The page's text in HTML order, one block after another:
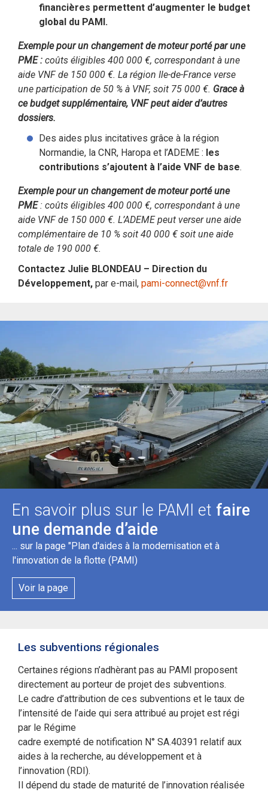
financières permettent d’augmenter le budget
global du PAMI.
Exemple pour un changement de moteur porté par une
PME : coûts éligibles 400 000 €, correspondant à une
aide VNF de 150 000 €. La région Ile-de-France verse
une participation de 50 % à VNF, soit 75 000 €. Grace à
ce budget supplémentaire, VNF peut aider d’autres
dossiers.
Des aides plus incitatives grâce à la région
Normandie, la CNR, Haropa et l’ADEME : les
contributions s’ajoutent à l’aide VNF de base.
Exemple pour un changement de moteur porté une
PME: coûts éligibles 400 000 €, correspondant à une
aide VNF de 150 000 €. L’ADEME peut verser une aide
complémentaire de 10 % soit 40 000 € soit une aide
totale de 190 000 €.
Contactez Julie BLONDEAU – Direction du
Développement, par e-mail, pami-connect@vnf.fr
En savoir plus sur le PAMI et faire
une demande d’aide
... sur la page "Plan d'aides à la modernisation et à
l'innovation de la flotte (PAMI)
Voir la page
Les subventions régionales
Certaines régions n’adhèrant pas au PAMI proposent
directement au porteur de projet des subventions.
Le cadre d’attribution de ces subventions et le taux de
l’intensité de l’aide qui sera attribué au projet est régi
par le Régime
cadre exempté de notification N° SA.40391 relatif aux
aides à la recherche, au développement et à
l’innovation (RDI).
Il dépend du stade de maturité de l’innovation réalisée